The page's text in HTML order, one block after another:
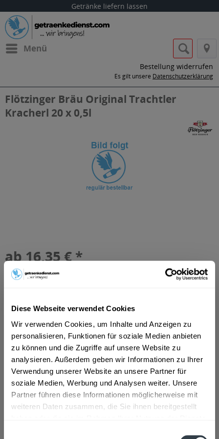
Diese Webseite verwendet Cookies
Wir verwenden Cookies, um Inhalte und Anzeigen zu
personalisieren, Funktionen für soziale Medien anbieten
zu können und die Zugriffe auf unsere Website zu
analysieren. Außerdem geben wir Informationen zu Ihrer
Verwendung unserer Website an unsere Partner für
soziale Medien, Werbung und Analysen weiter. Unsere
Partner führen diese Informationen möglicherweise mit
weiteren Daten zusammen, die Sie ihnen bereitgestellt
Getränke liefern lassen
Menü
Bestellung widerrufen
Es gilt unsere Datenschutzerklärung
Flötzinger Bräu Original Trachtler
Kracherl 20 x 0,5l
ab 16,35 € *
Inhalt:
inkl. MwSt.ggf. zzgl. Erschwerniszuschlag
MEHRWEG
In den Warenkorb
Artikel-Nr.:
25306
Düsseldorf,Hilden ,Erkrath
Beschreibung